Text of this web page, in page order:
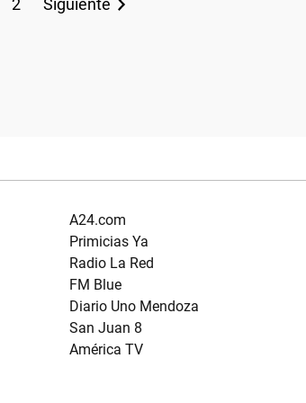
A24.com
Primicias Ya
Radio La Red
FM Blue
Diario Uno Mendoza
San Juan 8
América TV